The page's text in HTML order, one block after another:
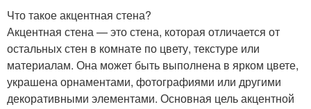
Что такое акцентная стена?
Акцентная стена — это стена, которая отличается от
остальных стен в комнате по цвету, текстуре или
материалам. Она может быть выполнена в ярком цвете,
украшена орнаментами, фотографиями или другими
декоративными элементами. Основная цель акцентной